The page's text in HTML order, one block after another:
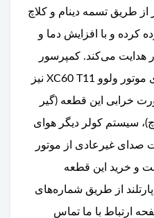
از طریق تسمه دینام و کلاچ
کرده و با افزایش دما و
هدایت می‌کند. کمپرسور
کولر ولوو XC90 همچنین برای موتور ولوو XC60 T11 نیز
خرابی این قطعه (گیر
سیستم کولر دیگر هوای
صدای غیرعادی از موتور
و خرید این قطعه
از طریق شماره‌های
ارتباط با ما تماس